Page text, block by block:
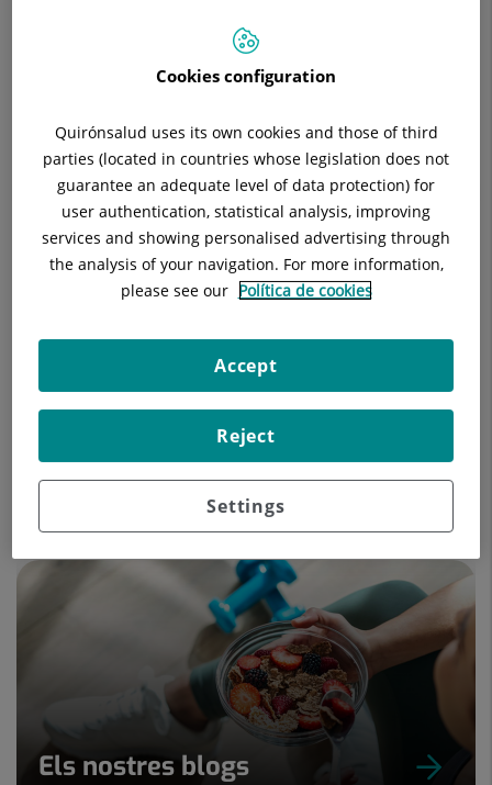
Descripció Equip Mèdic Vacunes
13:30h al Mòdul F.
Els divendres 22 i 29 d'agosto i el 5 de setembre no
s'obrirà agenda.
Els nostres blogs
Cookies configuration
Quirónsalud uses its own cookies and those of third
parties (located in countries whose legislation does not
guarantee an adequate level of data protection) for
user authentication, statistical analysis, improving
services and showing personalised advertising through
the analysis of your navigation. For more information,
please see our Política de cookies
Settings
Reject
Accept